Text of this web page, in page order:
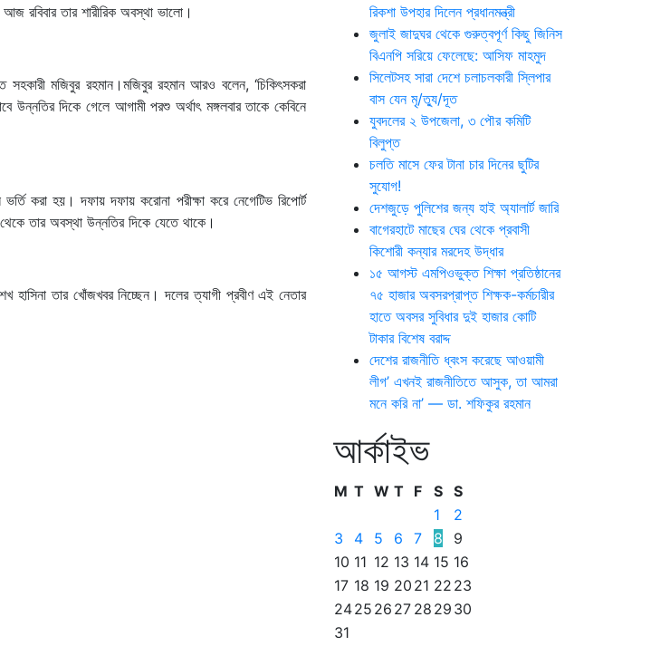
রবিবার তার শারীরিক অবস্থা ভালো।
সহকারী মজিবুর রহমান।মজিবুর রহমান আরও বলেন, ‘চিকিৎসকরা
উন্নতির দিকে গেলে আগামী পরশু অর্থাৎ মঙ্গলবার তাকে কেবিনে
করা হয়। দফায় দফায় করোনা পরীক্ষা করে নেগেটিভ রিপোর্ট
তার অবস্থা উন্নতির দিকে যেতে থাকে।
হাসিনা তার খোঁজখবর নিচ্ছেন। দলের ত্যাগী প্রবীণ এই নেতার
রিকশা উপহার দিলেন প্রধানমন্ত্রী
জুলাই জাদুঘর থেকে গুরুত্বপূর্ণ কিছু জিনিস
বিএনপি সরিয়ে ফেলেছে: আসিফ মাহমুদ
সিলেটসহ সারা দেশে চলাচলকারী স্লিপার
বাস যেন মৃ/ত্যু/দূত
যুবদলের ২ উপজেলা, ৩ পৌর কমিটি
বিলুপ্ত
চলতি মাসে ফের টানা চার দিনের ছুটির
সুযোগ!
দেশজুড়ে পুলিশের জন্য হাই অ্যালার্ট জারি
বাগেরহাটে মাছের ঘের থেকে প্রবাসী
কিশোরী কন্যার মরদেহ উদ্ধার
১৫ আগস্ট এমপিওভুক্ত শিক্ষা প্রতিষ্ঠানের
৭৫ হাজার অবসরপ্রাপ্ত শিক্ষক-কর্মচারীর
হাতে অবসর সুবিধার দুই হাজার কোটি
টাকার বিশেষ বরাদ্দ
দেশের রাজনীতি ধ্বংস করেছে আওয়ামী
লীগ’ এখনই রাজনীতিতে আসুক, তা আমরা
মনে করি না’ — ডা. শফিকুর রহমান
আর্কাইভ
M T W T F S S
1
2
3
4 5 6 7 8
9
10 11 12 13 14 15 16
17 18 19 20 21 22 23
2425 26 27 28 29 30
31